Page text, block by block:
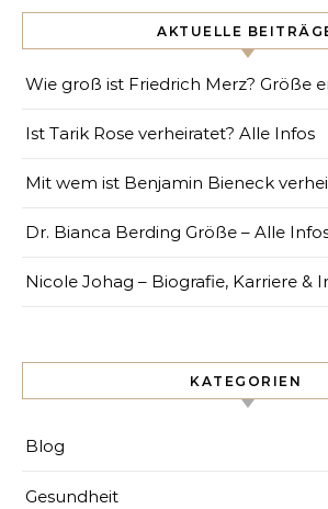
AKTUELLE
Wie groß ist Friedrich Merz? Größe
Ist Tarik Rose verheiratet? Alle Infos
Mit wem ist Benjamin Bieneck
Dr. Bianca Berding Größe – Alle
Nicole Johag – Biografie, Karriere &
KATEGORIEN
Blog
Gesundheit